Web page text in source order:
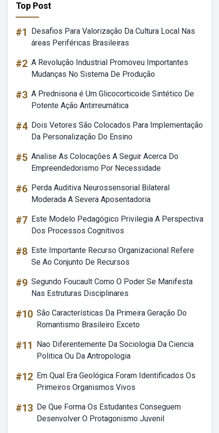
Top Post
#1
Desafios Para Valorização Da Cultura Local Nas
áreas Periféricas Brasileiras
#2 A Revolução Industrial Promoveu Importantes
Mudanças No Sistema De Produção
#3 A Prednisona é Um Glicocorticoide Sintético De
Potente Ação Antirreumática
#4 Dois Vetores São Colocados Para Implementação
Da Personalização Do Ensino
#5 Analise As Colocações A Seguir Acerca Do
Empreendedorismo Por Necessidade
#6 Perda Auditiva Neurossensorial Bilateral
Moderada A Severa Aposentadoria
#7 Este Modelo Pedagógico Privilegia A Perspectiva
Dos Processos Cognitivos
#8 Este Importante Recurso Organizacional Refere
Se Ao Conjunto De Recursos
#9 Segundo Foucault Como O Poder Se Manifesta
Nas Estruturas Disciplinares
#10 São Características Da Primeira Geração Do
Romantismo Brasileiro Exceto
#11
Nao Diferentemente Da Sociologia Da Ciencia
Politica Ou Da Antropologia
#12 Em Qual Era Geológica Foram Identificados Os
Primeiros Organismos Vivos
#13 De Que Forma Os Estudantes Conseguem
Desenvolver O Protagonismo Juvenil